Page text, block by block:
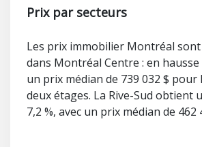
Prix par secteurs
Les prix immobilier Montréal
dans Montréal Centre : en hausse
un prix médian de 739 032 $ pour
deux étages. La Rive-Sud obtient
7,2 %, avec un prix médian de 462